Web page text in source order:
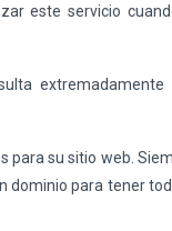
este servicio
extremadamente
para su sitio web.
dominio para tener